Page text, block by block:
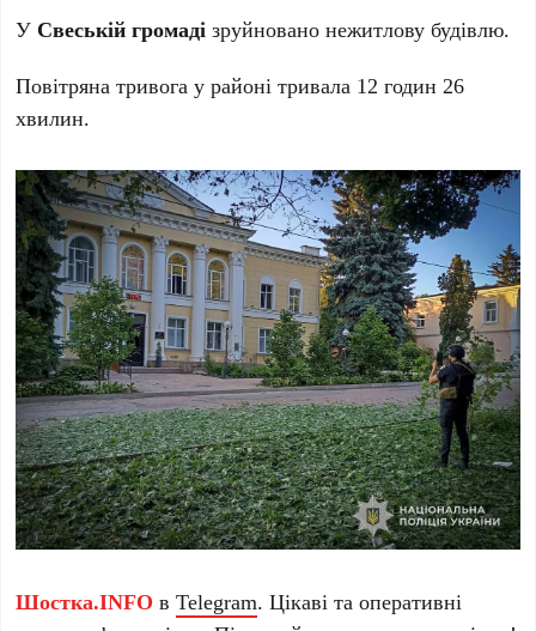
У Свеській громаді зруйновано нежитлову будівлю.
Повітряна тривога у районі тривала 12 годин 26
хвилин.
Шостка.INFO вTelegram. Цікаві та оперативні